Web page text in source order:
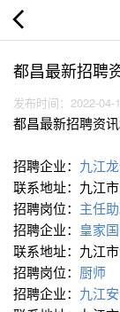
都昌最新招聘
发布时间：2022-04-
都昌最新招聘资
招聘企业： 九江
联系地址：九江
招聘岗位： 主任
招聘企业： 皇家
联系地址：九江
招聘岗位： 厨师
招聘企业： 九江